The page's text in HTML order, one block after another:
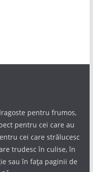
pentru frumos,
pentru cei care au
cei care strălucesc
trudesc în culise, în
sau în fața paginii de